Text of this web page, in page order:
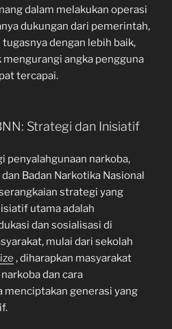
dalam melakukan operasi
dukungan dari pemerintah,
dengan lebih baik,
angka pengguna
tercapai.
Strategi dan Inisiatif
penyalahgunaan narkoba,
Badan Narkotika Nasional
strategi yang
utama adalah
dan sosialisasi di
mulai dari sekolah
, diharapkan masyarakat
dan cara
menciptakan generasi yang